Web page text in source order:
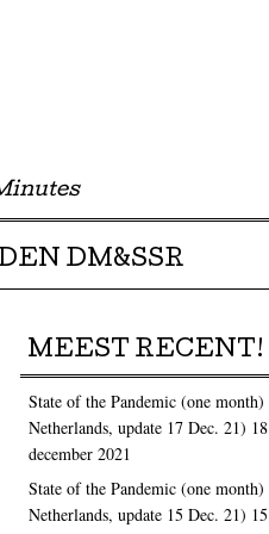
DM&SSR
MEEST RECENT!
State of the Pandemic (one month)
Netherlands, update 17 Dec. 21) 18
december 2021
State of the Pandemic (one month)
Netherlands, update 15 Dec. 21) 15